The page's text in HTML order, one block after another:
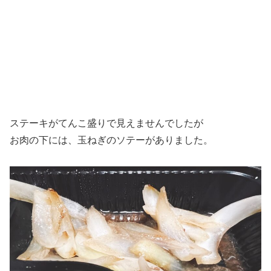
ステーキがてんこ盛りで見えませんでしたが
お肉の下には、玉ねぎのソテーがありました。